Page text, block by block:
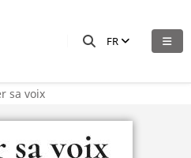
FR
sa voix